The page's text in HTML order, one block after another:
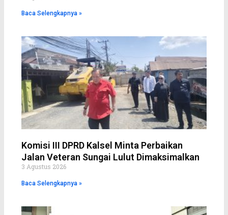
Baca Selengkapnya »
Komisi III DPRD Kalsel Minta Perbaikan
Jalan Veteran Sungai Lulut Dimaksimalkan
3 Agustus 2026
Baca Selengkapnya »